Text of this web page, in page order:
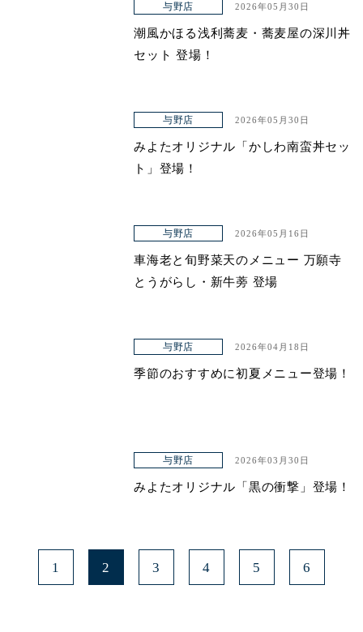
与野店 2026年05月30日
潮風かほる浅利蕎麦・蕎麦屋の深川丼
セット 登場！
与野店 2026年05月30日
みよたオリジナル「かしわ南蛮丼セッ
ト」登場！
与野店 2026年05月16日
車海老と旬野菜天のメニュー 万願寺
とうがらし・新牛蒡 登場
与野店 2026年04月18日
季節のおすすめに初夏メニュー登場！
与野店 2026年03月30日
みよたオリジナル「黒の衝撃」登場！
1 2 3 4 5 6